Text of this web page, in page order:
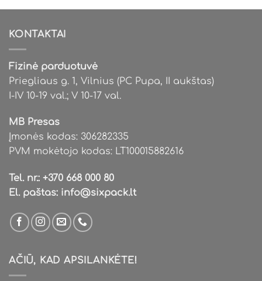
KONTAKTAI
Fizinė parduotuvė
Priegliaus g. 1, Vilnius (PC Pupa, II aukštas)
I-IV 10-19 val.; V 10-17 val.
MB Presas
Įmonės kodas: 306282335
PVM mokėtojo kodas: LT100015882616
Tel. nr.: +370 668 000 80
El. paštas: info@sixpack.lt
AČIŪ, KAD APSILANKĖTE!